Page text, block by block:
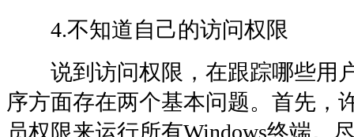
4.不知道自己的访问权限
说到访问权限，在跟踪哪些用
序方面存在两个基本问题。首先，
员权限来运行所有Windows终端。